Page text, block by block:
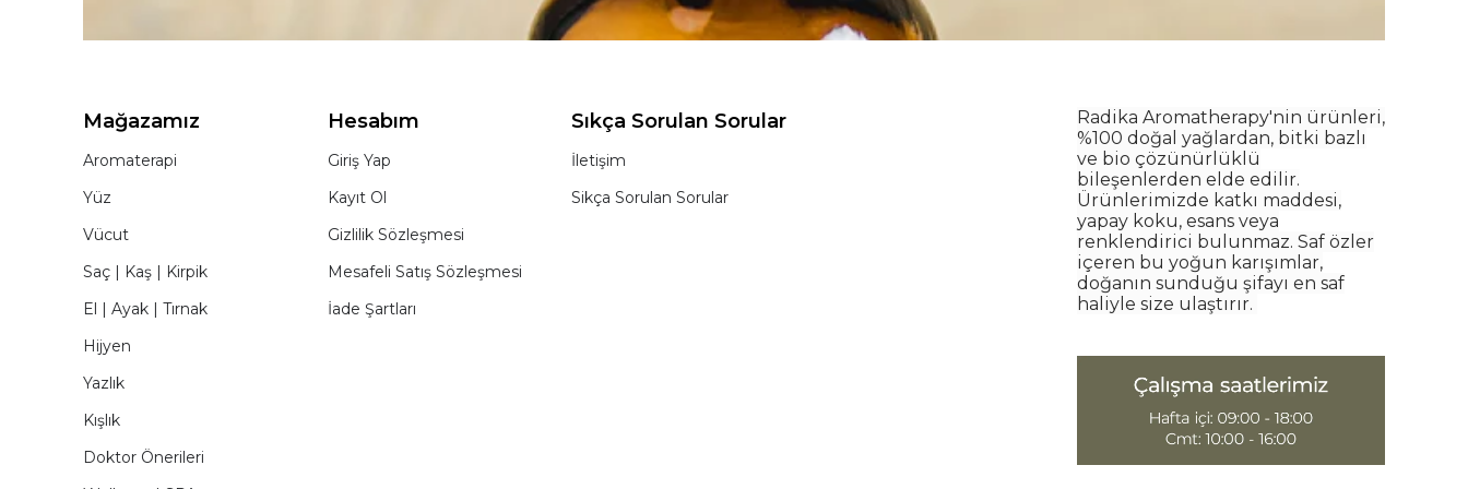
Mağazamız
Aromaterapi
Yüz
Vücut
Saç | Kaş | Kirpik
El | Ayak | Tırnak
Hijyen
Yazlık
Kışlık
Doktor Önerileri
Hesabım
Giriş Yap
Kayıt Ol
Gizlilik Sözleşmesi
Mesafeli Satış Sözleşmesi
İade Şartları
Sıkça Sorulan Sorular
İletişim
Sikça Sorulan Sorular
Radika Aromatherapy'nin ürünleri,
%100 doğal yağlardan, bitki bazlı
ve bio çözünürlüklü
bileşenlerden elde edilir.
Ürünlerimizde katkı maddesi,
yapay koku, esans veya
renklendirici bulunmaz. Saf özler
içeren bu yoğun karışımlar,
doğanın sunduğu şifayı en saf
haliyle size ulaştırır.